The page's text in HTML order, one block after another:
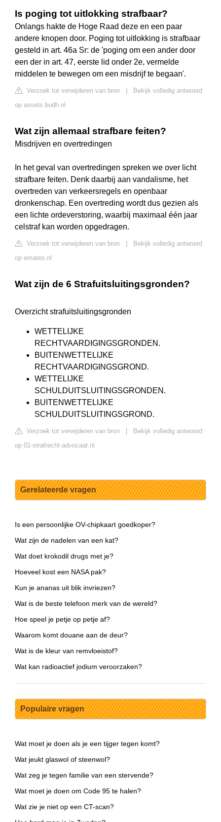
Is poging tot uitlokking strafbaar?
Onlangs hakte de Hoge Raad deze en een paar
andere knopen door. Poging tot uitlokking is strafbaar
gesteld in art. 46a Sr: de 'poging om een ander door
een der in art. 47, eerste lid onder 2e, vermelde
middelen te bewegen om een misdrijf te begaan'.
Verzoek tot verwijderen van bron
Bekijk volledig antwoord
op assets.budh.nl
Wat zijn allemaal strafbare feiten?
Misdrijven en overtredingen
In het geval van overtredingen spreken we over licht
strafbare feiten. Denk daarbij aan vandalisme, het
overtreden van verkeersregels en openbaar
dronkenschap. Een overtreding wordt dus gezien als
een lichte ordeverstoring, waarbij maximaal één jaar
celstraf kan worden opgedragen.
Verzoek tot verwijderen van bron
Bekijk volledig antwoord
op emates.nl
Wat zijn de 6 Strafuitsluitingsgronden?
Overzicht strafuitsluitingsgronden
WETTELIJKE
RECHTVAARDIGINGSGRONDEN.
BUITENWETTELIJKE
RECHTVAARDIGINGSGROND.
WETTELIJKE
SCHULDUITSLUITINGSGRONDEN.
BUITENWETTELIJKE
SCHULDUITSLUITINGSGROND.
Verzoek tot verwijderen van bron
Bekijk volledig antwoord
op 01-strafrecht-advocaat.nl
Gerelateerde vragen
Is een persoonlijke OV-chipkaart goedkoper?
Wat zijn de nadelen van een kat?
Wat doet krokodil drugs met je?
Hoeveel kost een NASA pak?
Kun je ananas uit blik invriezen?
Wat is de beste telefoon merk van de wereld?
Hoe speel je petje op petje af?
Waarom komt douane aan de deur?
Wat is de kleur van remvloeistof?
Wat kan radioactief jodium veroorzaken?
Populaire vragen
Wat moet je doen als je een tijger tegen komt?
Wat jeukt glaswol of steenwol?
Wat zeg je tegen familie van een stervende?
Wat moet je doen om Code 95 te halen?
Wat zie je niet op een CT-scan?